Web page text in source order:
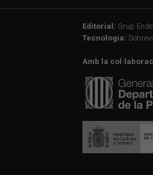
Editorial: Grup
Tecnologia:
Amb la